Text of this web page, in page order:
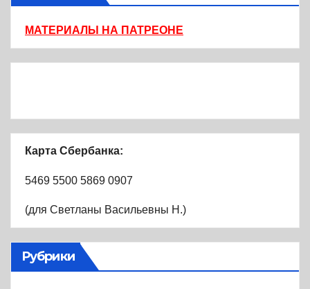
МАТЕРИАЛЫ НА ПАТРЕОНЕ
Карта Сбербанка:
5469 5500 5869 0907
(для Светланы Васильевны Н.)
Рубрики